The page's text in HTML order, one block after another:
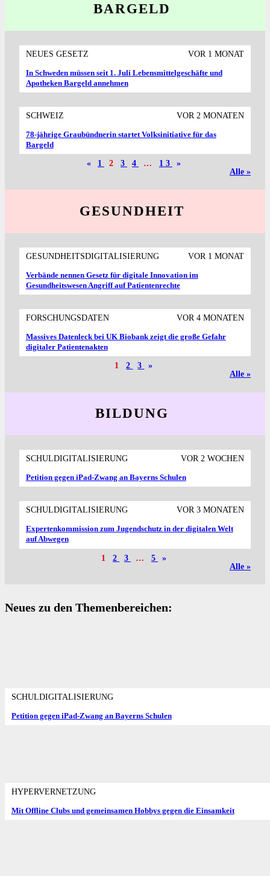
BARGELD
NEUES GESETZ VOR 1 MONAT
In Schweden müssen seit 1. Juli Lebensmittelgeschäfte und
Apotheken Bargeld annehmen
SCHWEIZ VOR 2 MONATEN
78-jährige Graubündnerin startet Volksinitiative für das
Bargeld
« 1 2 3 4 … 13
»
Alle »
GESUNDHEIT
GESUNDHEITSDIGITALISIERUNG VOR 1 MONAT
Verbände nennen Gesetz für digitale Innovation im
Gesundheitswesen Angriff auf Patientenrechte
FORSCHUNGSDATEN VOR 4 MONATEN
Massives Datenleck bei UK Biobank zeigt die große Gefahr
digitaler Patientenakten
1 2 3
»
Alle »
BILDUNG
SCHULDIGITALISIERUNG VOR 2 WOCHEN
Petition gegen iPad-Zwang an Bayerns Schulen
SCHULDIGITALISIERUNG VOR 3 MONATEN
Expertenkommission zum Jugendschutz in der digitalen Welt
auf Abwegen
1 2 3 … 5
»
Alle »
Neues zu den Themenbereichen:
SCHULDIGITALISIERUNG
Petition gegen iPad-Zwang an Bayerns Schulen
HYPERVERNETZUNG
Mit Offline Clubs und gemeinsamen Hobbys gegen die Einsamkeit